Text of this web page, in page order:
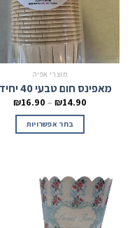
מוצרי אפיה
מאפינס חום טבעי 40 יחידות
₪14.90
–
₪16.90
בחר אפשרויות